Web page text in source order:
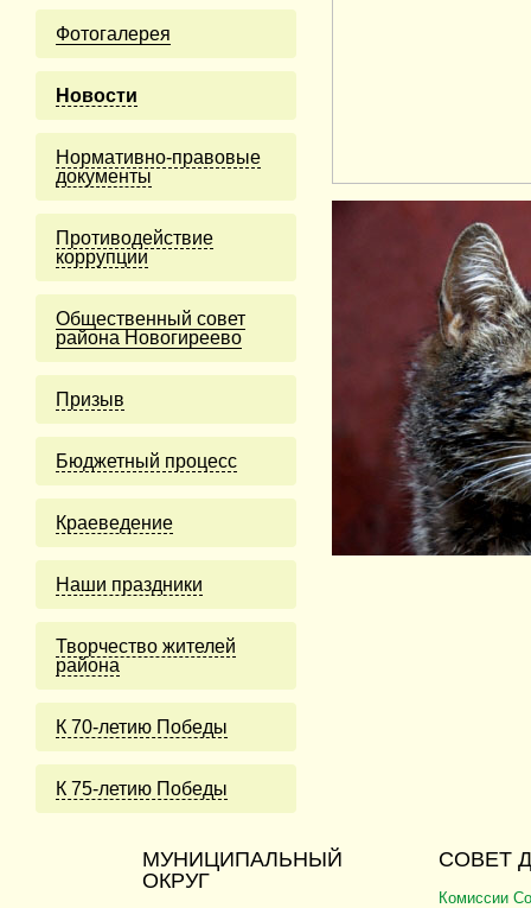
Фотогалерея
Новости
Нормативно-правовые
документы
Противодействие
коррупции
Общественный совет
района Новогиреево
Призыв
Бюджетный процесс
Краеведение
Наши праздники
Творчество жителей
района
К 70-летию Победы
К 75-летию Победы
МУНИЦИПАЛЬНЫЙ
ОКРУГ
СОВЕТ
Комиссии